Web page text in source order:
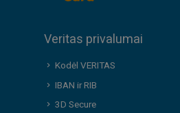
Veritas privalumai
Kodėl VERITAS
IBAN ir RIB
3D Secure